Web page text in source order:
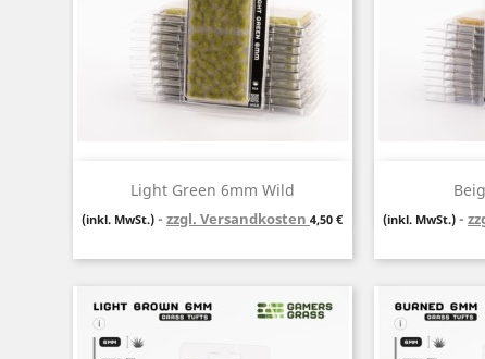
Light Green 6mm Wild
(inkl. MwSt.) zzgl. Versandkosten Preis
4,50 €
Vorschau
(inkl. MwSt.)
